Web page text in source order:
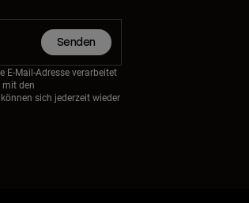
Senden
E-Mail-Adresse verarbeitet
mit den
sich jederzeit wieder